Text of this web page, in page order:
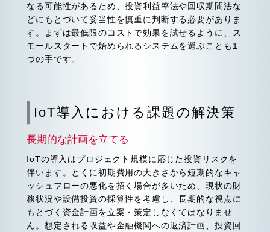
なる可能性があるため、投資利益率法や回収期間法な
どにもとづいて妥当性を慎重に判断する必要がありま
す。まずは最低限のコストで効果を試せるように、ス
モールスタートで始められるシステムを選ぶことも1
つの手です。
IoT導入における課題の解決策
長期的な計画を立てる
IoTの導入はプロジェクト規模に応じた投資リスクを
伴います。とくに初期費用の大きさから短期的なキャ
ッシュフローの悪化を招く場合が多いため、現状の財
務状況や設備投資の採算性を考慮し、長期的な視点に
もとづく資金計画を立案・策定しなくてはなりませ
ん。想定される収益や金融機関への返済計画、投資回